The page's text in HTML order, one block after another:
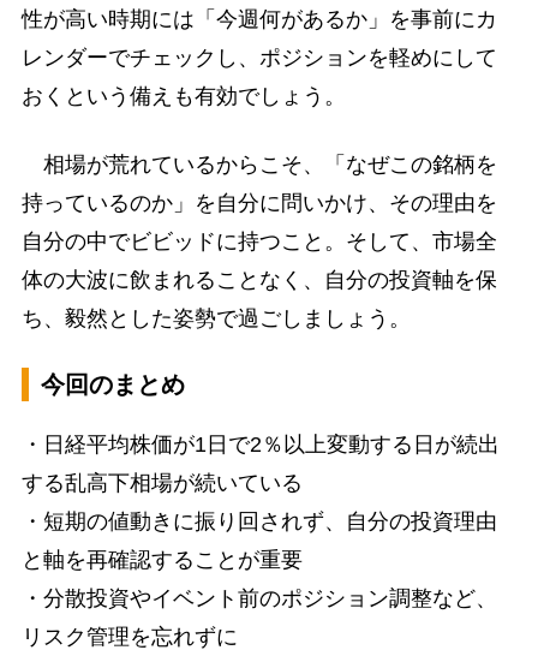
性が高い時期には「今週何があるか」を事前にカ
レンダーでチェックし、ポジションを軽めにして
おくという備えも有効でしょう。
相場が荒れているからこそ、「なぜこの銘柄を
持っているのか」を自分に問いかけ、その理由を
自分の中でビビッドに持つこと。そして、市場全
体の大波に飲まれることなく、自分の投資軸を保
ち、毅然とした姿勢で過ごしましょう。
今回のまとめ
・日経平均株価が1日で2％以上変動する日が続出
する乱高下相場が続いている
・短期の値動きに振り回されず、自分の投資理由
と軸を再確認することが重要
・分散投資やイベント前のポジション調整など、
リスク管理を忘れずに